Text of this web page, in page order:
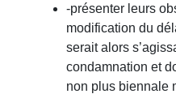
-présenter leurs
modification du
serait alors
condamnation et
non plus biennale